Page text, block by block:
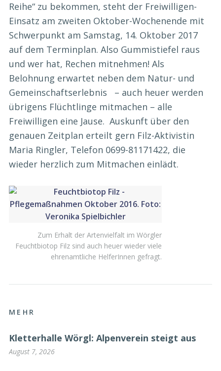
Reihe“ zu bekommen, steht der Freiwilligen-
Einsatz am zweiten Oktober-Wochenende mit
Schwerpunkt am Samstag, 14. Oktober 2017
auf dem Terminplan. Also Gummistiefel raus
und wer hat, Rechen mitnehmen! Als
Belohnung erwartet neben dem Natur- und
Gemeinschaftserlebnis – auch heuer werden
übrigens Flüchtlinge mitmachen – alle
Freiwilligen eine Jause. Auskunft über den
genauen Zeitplan erteilt gern Filz-Aktivistin
Maria Ringler, Telefon 0699-81171422, die
wieder herzlich zum Mitmachen einlädt.
Zum Erhalt der Artenvielfalt im Wörgler
Feuchtbiotop Filz sind auch heuer wieder viele
ehrenamtliche HelferInnen gefragt.
MEHR
Kletterhalle Wörgl: Alpenverein steigt aus
August 7, 2026